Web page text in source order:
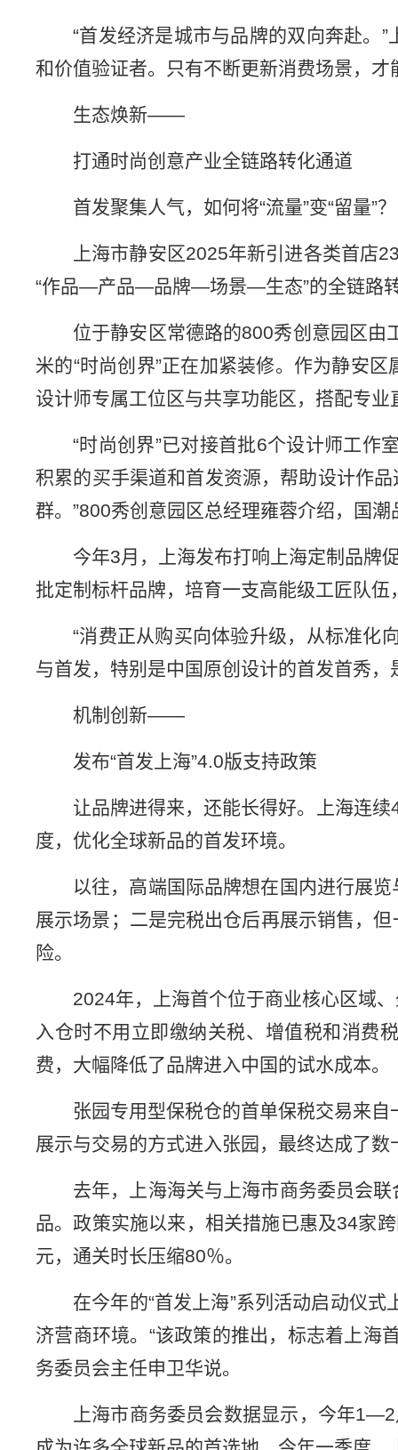
“首发经济是城市与品牌的双向奔赴。
和价值验证者。只有不断更新消费场景，
生态焕新——
打通时尚创意产业全链路转化通道
首发聚集人气，如何将“流量”变“留量”？
上海市静安区2025年新引进各类首店
“作品—产品—品牌—场景—生态”的全链路
位于静安区常德路的800秀创意园区
米的“时尚创界”正在加紧装修。作为静安
设计师专属工位区与共享功能区，搭配专
“时尚创界”已对接首批6个设计师工作
积累的买手渠道和首发资源，帮助设计作
群。”800秀创意园区总经理雍蓉介绍，国
今年3月，上海发布打响上海定制品牌
批定制标杆品牌，培育一支高能级工匠队
“消费正从购买向体验升级，从标准化
与首发，特别是中国原创设计的首发首秀，
机制创新——
发布“首发上海”4.0版支持政策
让品牌进得来，还能长得好。上海连
度，优化全球新品的首发环境。
以往，高端国际品牌想在国内进行展
展示场景；二是完税出仓后再展示销售，
险。
2024年，上海首个位于商业核心区域
入仓时不用立即缴纳关税、增值税和消费
费，大幅降低了品牌进入中国的试水成本。
张园专用型保税仓的首单保税交易来
展示与交易的方式进入张园，最终达成了
去年，上海海关与上海市商务委员会
品。政策实施以来，相关措施已惠及34家
元，通关时长压缩80％。
在今年的“首发上海”系列活动启动仪
济营商环境。“该政策的推出，标志着上海
务委员会主任申卫华说。
上海市商务委员会数据显示，今年